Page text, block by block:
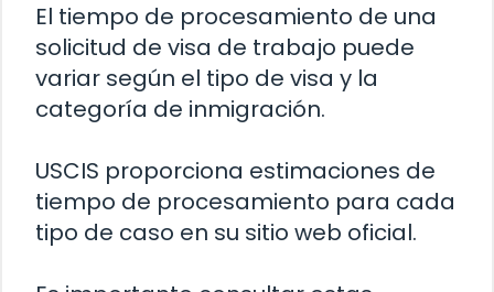
El tiempo de procesamiento de una
solicitud de visa de trabajo puede
variar según el tipo de visa y la
categoría de inmigración.
USCIS proporciona estimaciones de
tiempo de procesamiento para cada
tipo de caso en su sitio web oficial.